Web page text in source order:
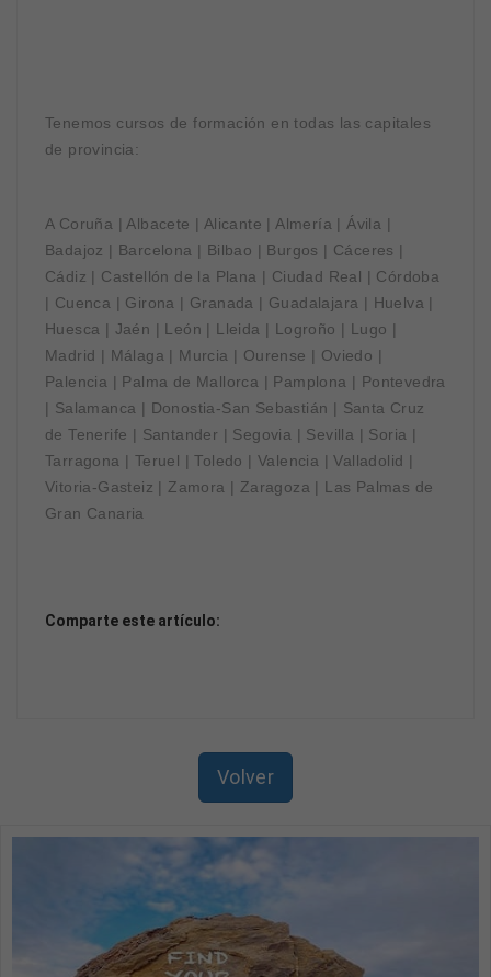
Tenemos cursos de formación en todas las capitales
de provincia:
A Coruña | Albacete | Alicante | Almería | Ávila |
Badajoz | Barcelona | Bilbao | Burgos | Cáceres |
Cádiz | Castellón de la Plana | Ciudad Real | Córdoba
| Cuenca | Girona | Granada | Guadalajara | Huelva |
Huesca | Jaén | León | Lleida | Logroño | Lugo |
Madrid | Málaga | Murcia | Ourense | Oviedo |
Palencia | Palma de Mallorca | Pamplona | Pontevedra
| Salamanca | Donostia-San Sebastián | Santa Cruz
de Tenerife | Santander | Segovia | Sevilla | Soria |
Tarragona | Teruel | Toledo | Valencia | Valladolid |
Vitoria-Gasteiz | Zamora | Zaragoza | Las Palmas de
Gran Canaria
Comparte este artículo:
Volver